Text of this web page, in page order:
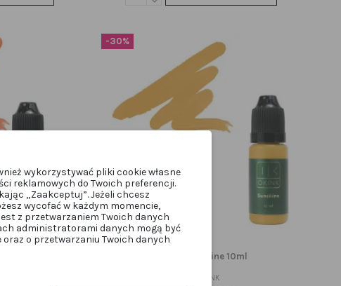
10ml
-30%
OKINK Sunshine 10ml
SunOKINK
wykorzystywać pliki cookie własne
reklamowych do Twoich preferencji.
„Zaakceptuj”. Jeżeli chcesz
wycofać w każdym momencie,
z przetwarzaniem Twoich danych
administratorami danych mogą być
o przetwarzaniu Twoich danych